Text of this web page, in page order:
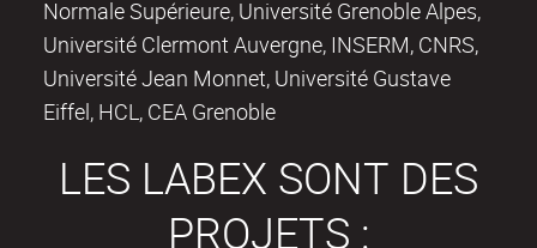
Normale Supérieure, Université Grenoble Alpes,
Université Clermont Auvergne, INSERM, CNRS,
Université Jean Monnet, Université Gustave
Eiffel, HCL, CEA Grenoble
LES LABEX SONT DES
PROJETS :